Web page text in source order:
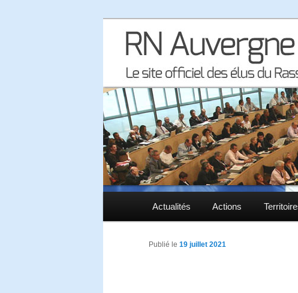
RN Auvergne –
Aller au contenu principal
Aller au contenu secondaire
Actualités Actions
Publié le 19 juillet 2021